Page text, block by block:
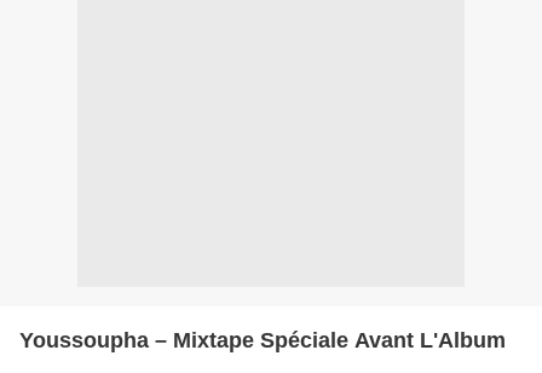
Youssoupha – Mixtape Spéciale Avant L'Album